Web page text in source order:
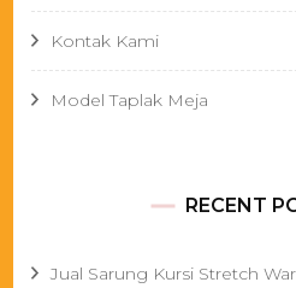
Kontak Kami
Model Taplak Meja
RECENT
Jual Sarung Kursi Stretch